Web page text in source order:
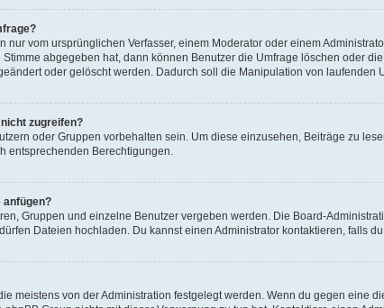
nur vom ursprünglichen Verfasser, einem Moderator oder einem
abgegeben hat, dann können Benutzer die Umfrage löschen oder
oder gelöscht werden. Dadurch soll die Manipulation von laufenden
zugreifen?
oder Gruppen vorbehalten sein. Um diese einzusehen, Beiträge zu
entsprechenden Berechtigungen.
anfügen?
Gruppen und einzelne Benutzer vergeben werden. Die Board-
Dateien hochladen. Du kannst einen Administrator kontaktieren, falls
meistens von der Administration festgelegt werden. Wenn du gegen